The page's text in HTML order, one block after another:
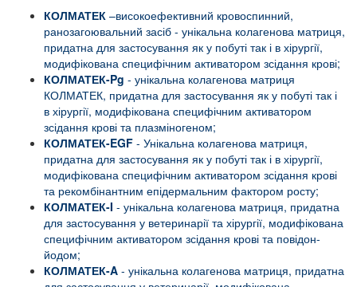
КОЛМАТЕК –високоефективний кровоспинний,
ранозагоювальний засіб - унікальна колагенова матриця,
придатна для застосування як у побуті так і в хірургії,
модифікована специфічним активатором зсідання крові;
КОЛМАТЕК-Pg - унікальна колагенова матриця
КОЛМАТЕК, придатна для застосування як у побуті так і
в хірургії, модифікована специфічним активатором
зсідання крові та плазміногеном;
КОЛМАТЕК-EGF - Унікальна колагенова матриця,
придатна для застосування як у побуті так і в хірургії,
модифікована специфічним активатором зсідання крові
та рекомбінантним епідермальним фактором росту;
КОЛМАТЕК-I - унікальна колагенова матриця, придатна
для застосування у ветеринарії та хірургії, модифікована
специфічним активатором зсідання крові та повідон-
йодом;
КОЛМАТЕК-A - унікальна колагенова матриця, придатна